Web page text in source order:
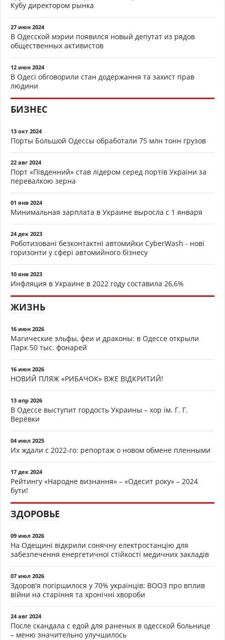
Кубу директором рынка
27 июн 2024
В Одесской мэрии появился новый депутат из рядов
общественных активистов
12 июн 2024
В Одесі обговорили стан додержання та захист прав
людини
БИЗНЕС
13 окт 2024
Порты Большой Одессы обработали 75 млн тонн грузов
22 авг 2024
Порт «Південний» став лідером серед портів України за
перевалкою зерна
01 янв 2024
Минимальная зарплата в Украине выросла с 1 января
24 дек 2023
Роботизовані безконтактні автомийки CyberWash - нові
горизонти у сфері автомийного бізнесу
10 янв 2023
Инфляция в Украине в 2022 году составила 26,6%
ЖИЗНЬ
16 июн 2026
Магические эльфы, феи и драконы: в Одессе открыли
Парк 50 тыс. фонарей
16 июн 2026
НОВИЙ ПЛЯЖ «РИБАЧОК» ВЖЕ ВІДКРИТИЙ!
13 апр 2026
В Одессе выступит гордость Украины – хор ім. Г. Г.
Верёвки
04 июл 2025
Их ждали с 2022-го: репортаж о новом обмене пленными
17 дек 2024
Рейтингу «Народне визнання» – «Одесит року» – 2024
бути!
ЗДОРОВЬЕ
09 июл 2026
На Одещині відкрили сонячну електростанцію для
забезпечення енергетичної стійкості медичних закладів
07 июл 2026
Здоров'я погіршилося у 70% українців: ВООЗ про вплив
війни на старіння та хронічні хвороби
24 авг 2024
После скандала с едой для раненых в одесской больнице
– меню значительно улучшилось